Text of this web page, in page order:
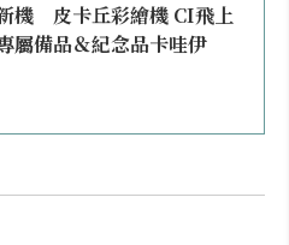
機 皮卡丘彩繪機 CI飛上
備品＆紀念品卡哇伊